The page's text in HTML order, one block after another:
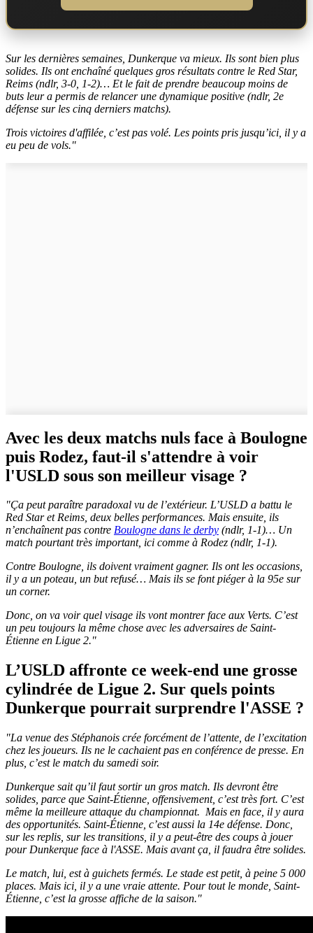
Sur les dernières semaines, Dunkerque va mieux. Ils sont bien plus
solides. Ils ont enchaîné quelques gros résultats contre le Red Star,
Reims (ndlr, 3-0, 1-2)… Et le fait de prendre beaucoup moins de
buts leur a permis de relancer une dynamique positive (ndlr, 2e
défense sur les cinq derniers matchs).
Trois victoires d'affilée, c’est pas volé. Les points pris jusqu’ici, il y a
eu peu de vols."
Avec les deux matchs nuls face à Boulogne
puis Rodez, faut-il s'attendre à voir
l'USLD sous son meilleur visage ?
"Ça peut paraître paradoxal vu de l’extérieur. L’USLD a battu le
Red Star et Reims, deux belles performances. Mais ensuite, ils
n’enchaînent pas contre Boulogne dans le derby (ndlr, 1-1)… Un
match pourtant très important, ici comme à Rodez (ndlr, 1-1).
Contre Boulogne, ils doivent vraiment gagner. Ils ont les occasions,
il y a un poteau, un but refusé… Mais ils se font piéger à la 95e sur
un corner.
Donc, on va voir quel visage ils vont montrer face aux Verts. C’est
un peu toujours la même chose avec les adversaires de Saint-
Étienne en Ligue 2."
L’USLD affronte ce week-end une grosse
cylindrée de Ligue 2. Sur quels points
Dunkerque pourrait surprendre l'ASSE ?
"La venue des Stéphanois crée forcément de l’attente, de l’excitation
chez les joueurs. Ils ne le cachaient pas en conférence de presse. En
plus, c’est le match du samedi soir.
Dunkerque sait qu’il faut sortir un gros match. Ils devront être
solides, parce que Saint-Étienne, offensivement, c’est très fort. C’est
même la meilleure attaque du championnat. Mais en face, il y aura
des opportunités. Saint-Étienne, c’est aussi la 14e défense. Donc,
sur les replis, sur les transitions, il y a peut-être des coups à jouer
pour Dunkerque face à l'ASSE. Mais avant ça, il faudra être solides.
Le match, lui, est à guichets fermés. Le stade est petit, à peine 5 000
places. Mais ici, il y a une vraie attente. Pour tout le monde, Saint-
Étienne, c’est la grosse affiche de la saison."